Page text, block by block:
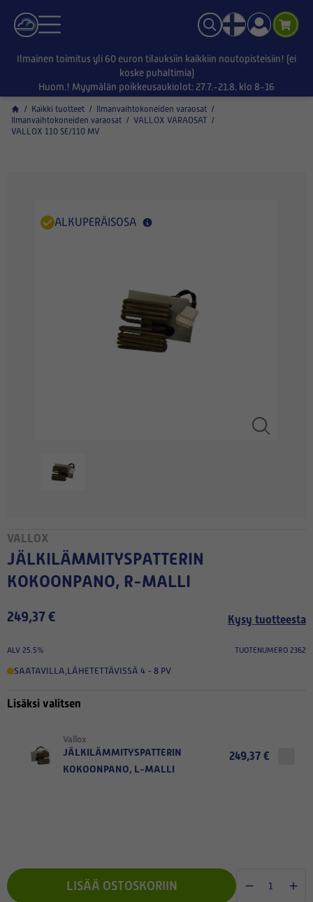
Ilmainen toimitus yli 60 euron tilauksiin kaikkiin noutopisteisiin! (ei
koske puhaltimia)
Huom.! Myymälän poikkeusaukiolot: 27.7.-21.8. klo 8-16
/ Kaikki tuotteet / Ilmanvaihtokoneiden varaosat /
Ilmanvaihtokoneiden varaosat / VALLOX VARAOSAT /
VALLOX 110 SE/110 MV
ALKUPERÄISOSA
VALLOX
JÄLKILÄMMITYSPATTERIN
KOKOONPANO, R-MALLI
249,37 € Kysy tuotteesta
ALV 25.5% TUOTENUMERO 2362
SAATAVILLA,LÄHETETTÄVISSÄ 4 - 8 PV
Lisäksi valitsen
Vallox
JÄLKILÄMMITYSPATTERIN
KOKOONPANO, L-MALLI
249,37 €
LISÄÄ OSTOSKORIIN